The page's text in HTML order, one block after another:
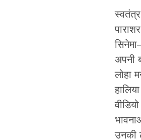
अपनी
लोहा
वीडियो
उनकी